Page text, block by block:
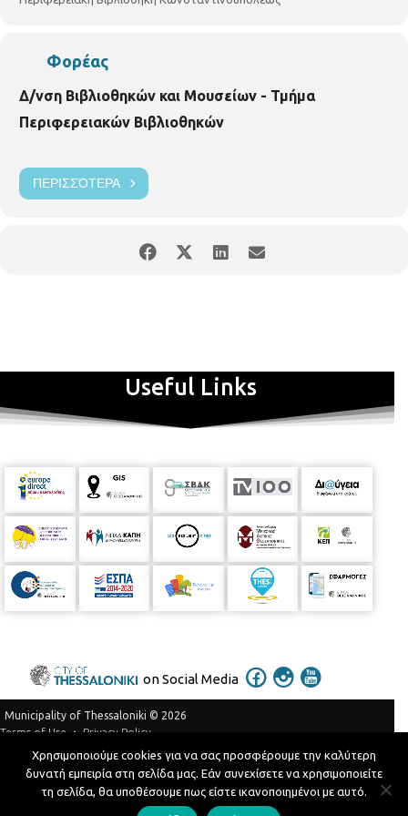
Φορέας
Δ/νση Βιβλιοθηκών και Μουσείων - Τμήμα
Περιφερειακών Βιβλιοθηκών
ΠΕΡΙΣΣΌΤΕΡΑ
Useful Links
on Social Media
Municipality of Thessaloniki © 2026
Terms of Use
Privacy Policy
Telephone Catalog
Developed byMyCompany Projects
Χρησιμοποιούμε cookies για να σας προσφέρουμε την καλύτερη
δυνατή εμπειρία στη σελίδα μας. Εάν συνεχίσετε να χρησιμοποιείτε
τη σελίδα, θα υποθέσουμε πως είστε ικανοποιημένοι με αυτό.